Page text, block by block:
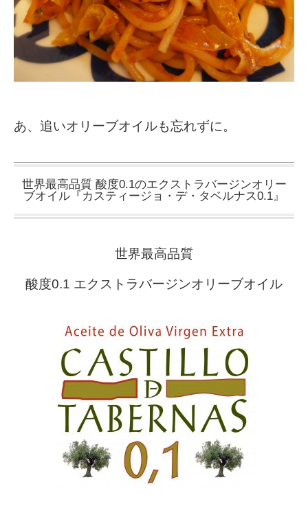
あ、追いオリーブオイルも忘れずに。
世界最高品質 酸度0.1のエクストラバージンオリー
ブオイル『カスティージョ・デ・タベルナス0.1』
世界最高品質
酸度0.1 エクストラバージンオリーブオイル